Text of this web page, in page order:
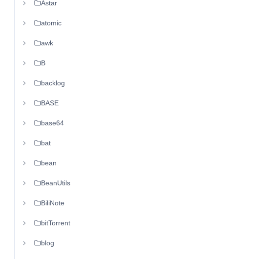
Astar
atomic
awk
B
backlog
BASE
base64
bat
bean
BeanUtils
BiliNote
bitTorrent
blog